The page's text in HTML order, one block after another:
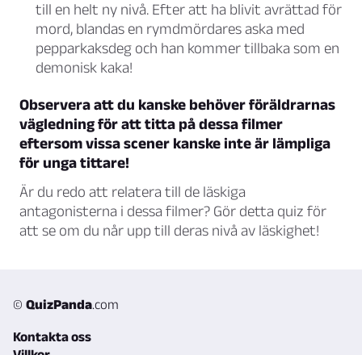
till en helt ny nivå. Efter att ha blivit avrättad för
mord, blandas en rymdmördares aska med
pepparkaksdeg och han kommer tillbaka som en
demonisk kaka!
Observera att du kanske behöver föräldrarnas
vägledning för att titta på dessa filmer
eftersom vissa scener kanske inte är lämpliga
för unga tittare!
Är du redo att relatera till de läskiga
antagonisterna i dessa filmer? Gör detta quiz för
att se om du når upp till deras nivå av läskighet!
© QuizPanda.com
Kontakta oss